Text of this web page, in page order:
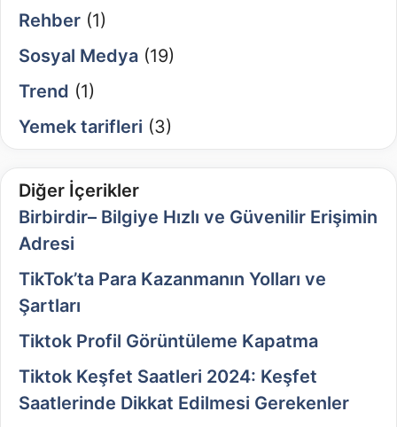
Rehber (1)
Sosyal Medya (19)
Trend (1)
Yemek tarifleri (3)
Diğer İçerikler
Birbirdir– Bilgiye Hızlı ve Güvenilir Erişimin
Adresi
TikTok’ta Para Kazanmanın Yolları ve
Şartları
Tiktok Profil Görüntüleme Kapatma
Tiktok Keşfet Saatleri 2024: Keşfet
Saatlerinde Dikkat Edilmesi Gerekenler